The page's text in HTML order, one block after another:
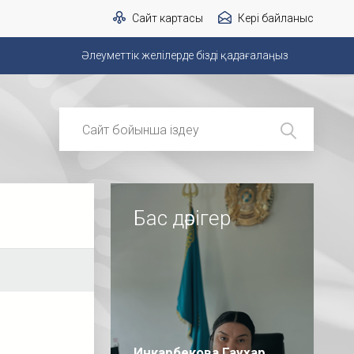
Сайт картасы Кері байланыс
Әлеуметтік желілерде бізді қадағалаңыз
Бас дәрігер